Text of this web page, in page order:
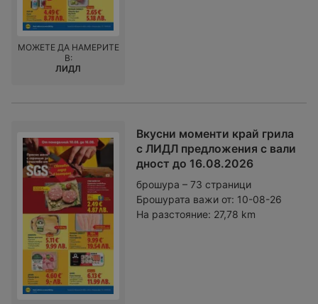
МОЖЕТЕ ДА НАМЕРИТЕ
В:
ЛИДЛ
Вкусни моменти край грила
с ЛИДЛ предложения с вали
дност до 16.08.2026
брошура – 73 страници
Брошурата важи от: 10-08-26
На разстояние: 27,78 km